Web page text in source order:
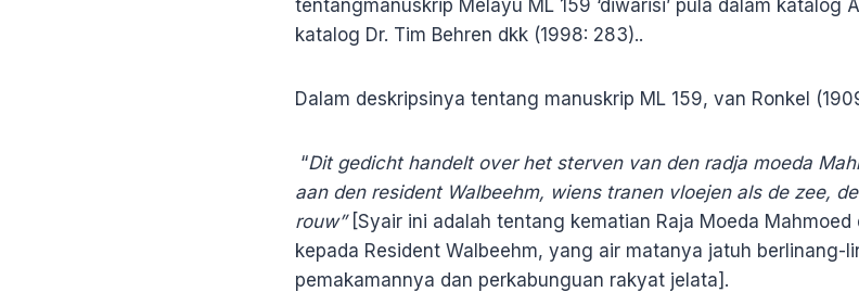
tentangmanuskrip Melayu ML 159 ‘diwarisi’ pula dalam katalog
katalog Dr. Tim Behren dkk (1998: 283)..
Dalam deskripsinya tentang manuskrip ML 159, van Ronkel
“Dit gedicht handelt over het sterven van den radja moeda
aan den resident Walbeehm, wiens tranen vloejen als de zee,
rouw”[Syair ini adalah tentang kematian Raja Moeda
kepada Resident Walbeehm, yang air matanya jatuh berlinang-
pemakamannya dan perkabunguan rakyat jelata].